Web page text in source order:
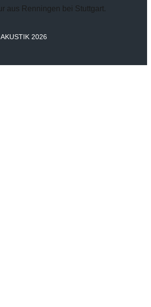
aus Renningen bei Stuttgart.
2026